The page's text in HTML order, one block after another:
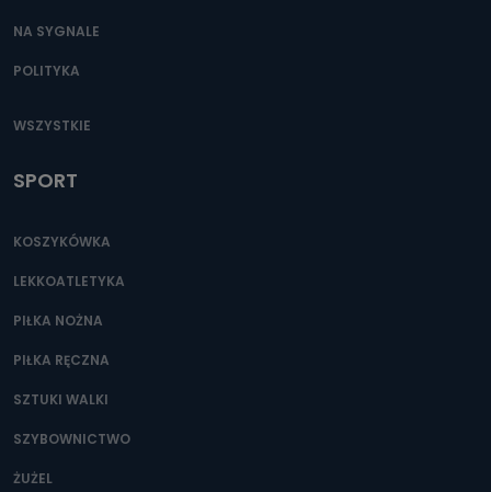
NA SYGNALE
POLITYKA
WSZYSTKIE
SPORT
KOSZYKÓWKA
LEKKOATLETYKA
PIŁKA NOŻNA
PIŁKA RĘCZNA
SZTUKI WALKI
SZYBOWNICTWO
ŻUŻEL